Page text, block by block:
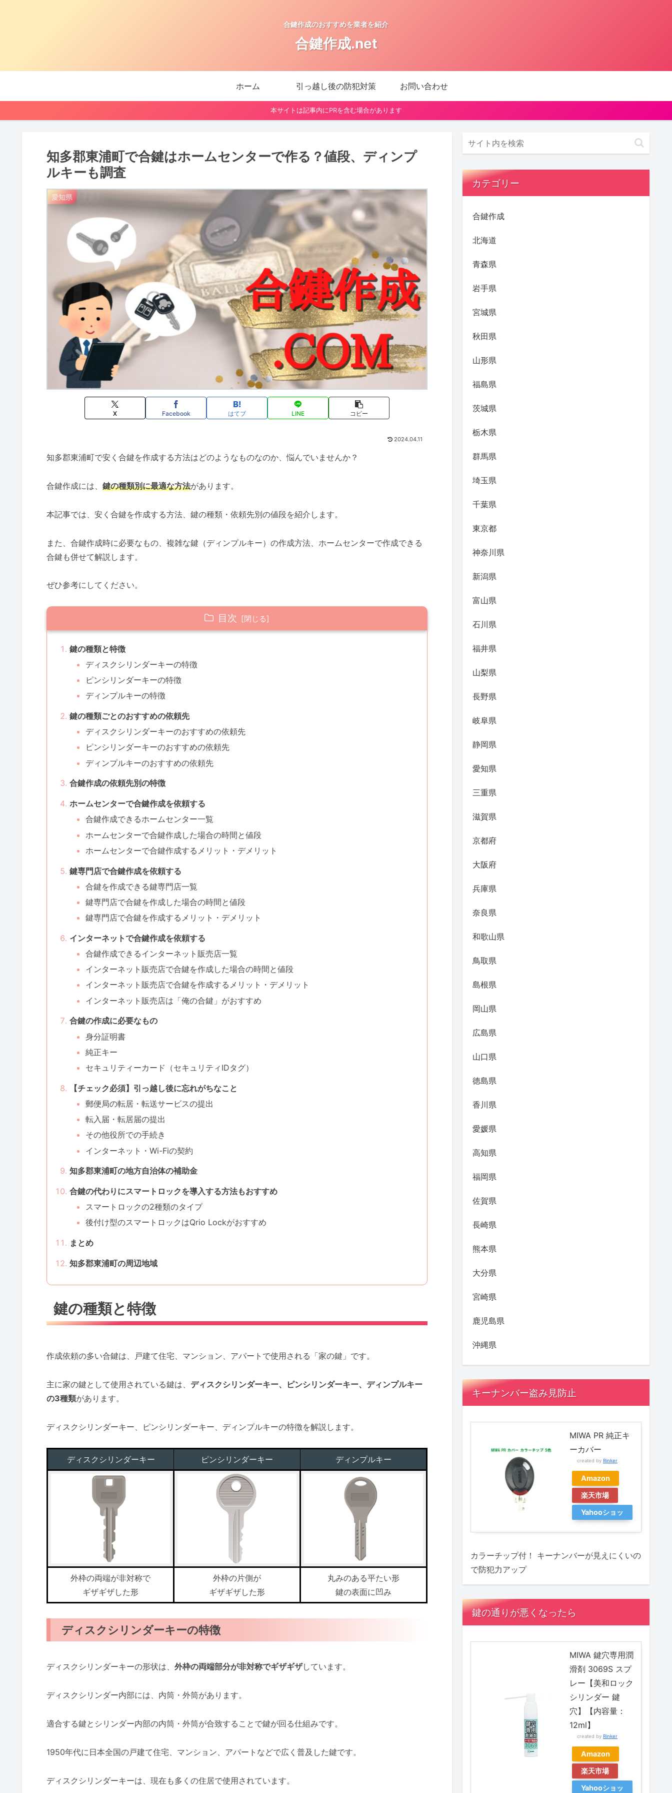
合鍵作成のおすすめを業者を紹介
合鍵作成.net
ホーム 引っ越し後の防犯対策 お問い合わせ
本サイトは記事内にPRを含む場合があります
知多郡東浦町で合鍵はホームセンターで作る？値段、ディンプ
ルキーも調査
愛知県
X Facebook はてブ LINE コピー
2024.04.11
知多郡東浦町で安く合鍵を作成する方法はどのようなものなのか、悩んでいませんか？
合鍵作成には、 鍵の種類別に最適な方法があります。
本記事では、安く合鍵を作成する方法、鍵の種類・依頼先別の値段を紹介します。
また、合鍵作成時に必要なもの、複雑な鍵（ディンプルキー）の作成方法、ホームセンターで作成できる
合鍵も併せて解説します。
ぜひ参考にしてください。
目次
鍵の種類と特徴
ディスクシリンダーキーの特徴
ピンシリンダーキーの特徴
ディンプルキーの特徴
鍵の種類ごとのおすすめの依頼先
ディスクシリンダーキーのおすすめの依頼先
ピンシリンダーキーのおすすめの依頼先
ディンプルキーのおすすめの依頼先
合鍵作成の依頼先別の特徴
ホームセンターで合鍵作成を依頼する
合鍵作成できるホームセンター一覧
ホームセンターで合鍵作成した場合の時間と値段
ホームセンターで合鍵作成するメリット・デメリット
鍵専門店で合鍵作成を依頼する
合鍵を作成できる鍵専門店一覧
鍵専門店で合鍵を作成した場合の時間と値段
鍵専門店で合鍵を作成するメリット・デメリット
インターネットで合鍵作成を依頼する
合鍵作成できるインターネット販売店一覧
インターネット販売店で合鍵を作成した場合の時間と値段
インターネット販売店で合鍵を作成するメリット・デメリット
インターネット販売店は「俺の合鍵」がおすすめ
合鍵の作成に必要なもの
身分証明書
純正キー
セキュリティーカード（セキュリティIDタグ）
【チェック必須】引っ越し後に忘れがちなこと
郵便局の転居・転送サービスの提出
転入届・転居届の提出
その他役所での手続き
インターネット・Wi-Fiの契約
知多郡東浦町の地方自治体の補助金
合鍵の代わりにスマートロックを導入する方法もおすすめ
スマートロックの2種類のタイプ
後付け型のスマートロックはQrio Lockがおすすめ
まとめ
知多郡東浦町の周辺地域
鍵の種類と特徴
作成依頼の多い合鍵は、戸建て住宅、マンション、アパートで使用される「家の鍵」です。
主に家の鍵として使用されている鍵は、 ディスクシリンダーキー、ピンシリンダーキー、ディンプルキー
の3種類があります。
ディスクシリンダーキー、ピンシリンダーキー、ディンプルキーの特徴を解説します。
ディスクシリンダーキー ピンシリンダーキー ディンプルキー
外枠の両端が非対称で
ギザギザした形
外枠の片側が
ギザギザした形
丸みのある平たい形
鍵の表面に凹み
ディスクシリンダーキーの特徴
ディスクシリンダーキーの形状は、 外枠の両端部分が非対称でギザギザしています。
ディスクシリンダー内部には、内筒・外筒があります。
適合する鍵とシリンダー内部の内筒・外筒が合致することで鍵が回る仕組みです。
1950年代に日本全国の戸建て住宅、マンション、アパートなどで広く普及した鍵です。
ディスクシリンダーキーは、現在も多くの住居で使用されています。
カテゴリー
合鍵作成
北海道
青森県
岩手県
宮城県
秋田県
山形県
福島県
茨城県
栃木県
群馬県
埼玉県
千葉県
東京都
神奈川県
新潟県
富山県
石川県
福井県
山梨県
長野県
岐阜県
静岡県
愛知県
三重県
滋賀県
京都府
大阪府
兵庫県
奈良県
和歌山県
鳥取県
島根県
岡山県
広島県
山口県
徳島県
香川県
愛媛県
高知県
福岡県
佐賀県
長崎県
熊本県
大分県
宮崎県
鹿児島県
沖縄県
キーナンバー盗み見防止
MIWA PR 純正キ
ーカバー
created by Rinker
Amazon
楽天市場
Yahooショッ
カラーチップ付！ キーナンバーが見えにくいの
で防犯力アップ
鍵の通りが悪くなったら
MIWA 鍵穴専用潤
滑剤 3069S スプ
レー【美和ロック
シリンダー 鍵
穴】【内容量：
12ml】
created by Rinker
Amazon
楽天市場
Yahooショッ